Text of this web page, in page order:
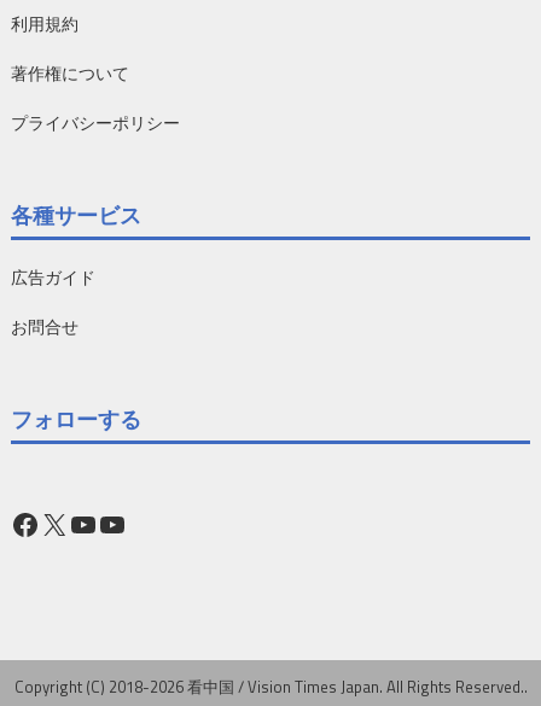
利用規約
著作権について
プライバシーポリシー
各種サービス
広告ガイド
お問合せ
フォローする
Facebook
X YouTube
YouTube
Copyright (C) 2018-2026 看中国 / Vision Times Japan. All Rights Reserved..